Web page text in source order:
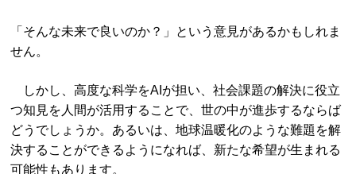
「そんな未来で良いのか？」という意見があるかもしれま
せん。
しかし、高度な科学をAIが担い、社会課題の解決に役立
つ知見を人間が活用することで、世の中が進歩するならば
どうでしょうか。あるいは、地球温暖化のような難題を解
決することができるようになれば、新たな希望が生まれる
可能性もあります。